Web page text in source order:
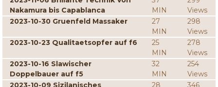
Nakamura bis Capablanca
MIN
Views
2023-10-30 Gruenfeld Massaker
27
MIN
298
Views
2023-10-23 Qualitaetsopfer auf f6
25
MIN
278
Views
2023-10-16 Slawischer
Doppelbauer auf f5
32
MIN
254
Views
2023-10-09 Sizilanisches
28
346